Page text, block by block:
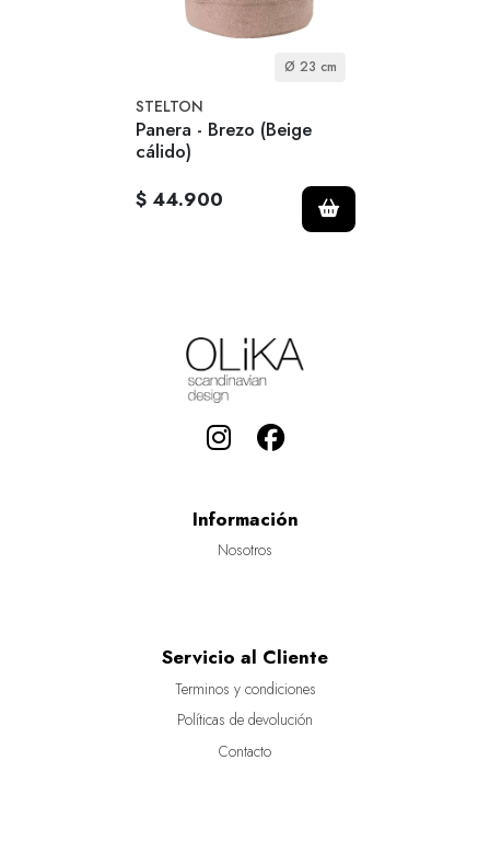
Ø 23 cm
STELTON
Panera - Brezo (Beige
cálido)
$ 44.900
Información
Nosotros
Servicio al Cliente
Terminos y condiciones
Políticas de devolución
Contacto